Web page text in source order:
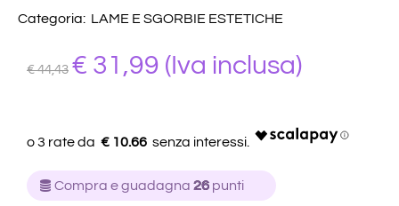
Categoria: LAME E SGORBIE ESTETICHE
€ 44,43 € 31,99 (Iva inclusa)
€ 10.66
Compra e guadagna 26 punti